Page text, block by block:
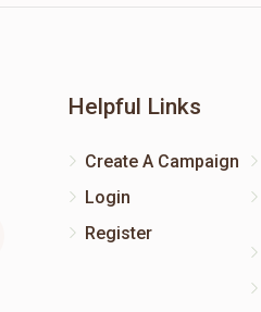
Helpful Links
Create A Campaign
Login
Register